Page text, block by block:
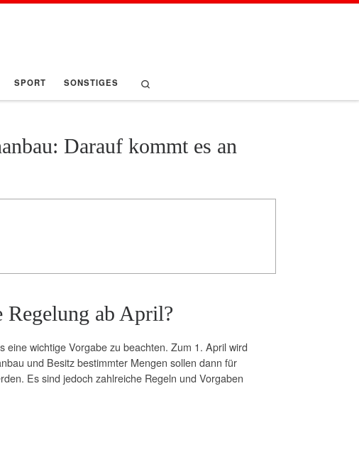
SPORT SONSTIGES
Darauf kommt es an
Regelung ab April?
wichtige Vorgabe zu beachten. Zum 1. April wird
und Besitz bestimmter Mengen sollen dann für
Es sind jedoch zahlreiche Regeln und Vorgaben